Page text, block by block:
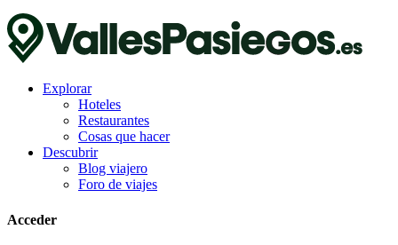
Explorar
Hoteles
Restaurantes
Cosas que hacer
Descubrir
Blog viajero
Foro de viajes
Acceder